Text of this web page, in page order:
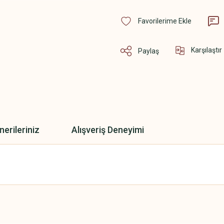
Paylaş Karşılaştır
Alışveriş Deneyimi